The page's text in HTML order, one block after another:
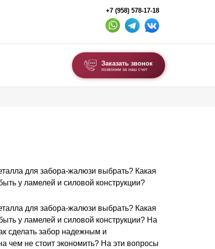
+7 (958) 578-17-18
ВОРОТА И КАЛИТКИ
Ворота распашные
Ворота складные гармошка
Каркасы ворот
Калитки
Заказать звонок
позвоним за наш счет
для забора-жалюзи выбрать? Какая
у ламелей и силовой конструкции?
для забора-жалюзи выбрать? Какая
у ламелей и силовой конструкции? На
сделать забор надежным и
чем не стоит экономить? На эти вопросы